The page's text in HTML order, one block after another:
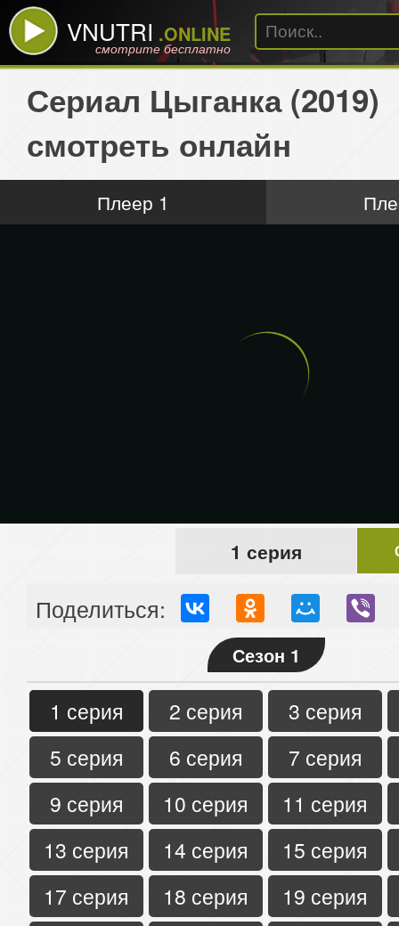
VNUTRI .ONLINE
смотрите бесплатно
Сериал Цыганка (2019)
смотреть онлайн
Плеер 1
1 серия
Поделиться:
Сезон 1
1 серия 2 серия
3 серия
5 серия
6 серия
7 серия
9 серия
10 серия
11 серия
13 серия
14 серия
15 серия
17 серия
18 серия
19 серия